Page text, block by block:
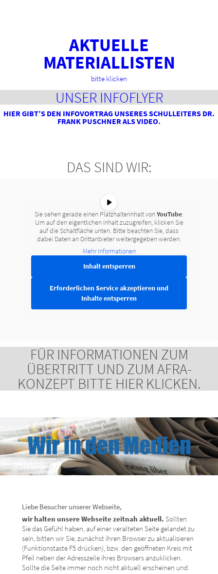
AKTUELLE
MATERIALLISTEN
bitte klicken
UNSER INFOFLYER
HIER GIBT’S DEN INFOVORTRAG UNSERES SCHULLEITERS DR.
FRANK PUSCHNER ALS VIDEO.
DAS SIND WIR:
Sie sehen gerade einen Platzhalterinhalt vonYouTube.
Um auf den eigentlichen Inhalt zuzugreifen, klicken Sie
auf die Schaltfläche unten. Bitte beachten Sie, dass
dabei Daten an Drittanbieter weitergegeben werden.
Mehr Informationen
Inhalt entsperren
Erforderlichen Service akzeptieren und
Inhalte entsperren
FÜR INFORMATIONEN ZUM
ÜBERTRITT UND ZUM AFRA-
KONZEPT BITTE HIER KLICKEN.
Liebe Besucher unserer Webseite,
wir halten unsere Webseite zeitnah aktuell. Sollten
Sie das Gefühl haben, auf einer veralteten Seite gelandet zu
sein, bitten wir Sie, zunächst ihren Browser zu aktualisieren
(Funktionstaste F5 drücken), bzw. den geöffneten Kreis mit
Pfeil neben der Adresszeile ihres Browsers anzuklicken.
Sollte die Seite immer noch nicht aktuell erscheinen und